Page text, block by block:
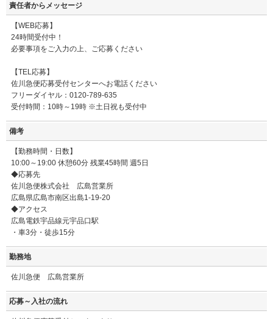
責任者からメッセージ
【WEB応募】
24時間受付中！
必要事項をご入力の上、ご応募ください
【TEL応募】
佐川急便応募受付センターへお電話ください
フリーダイヤル：0120-789-635
受付時間：10時～19時 ※土日祝も受付中
備考
【勤務時間・日数】
10:00～19:00 休憩60分 残業45時間 週5日
◆応募先
佐川急便株式会社 広島営業所
広島県広島市南区出島1-19-20
◆アクセス
広島電鉄宇品線元宇品口駅
・車3分・徒歩15分
勤務地
佐川急便 広島営業所
応募～入社の流れ